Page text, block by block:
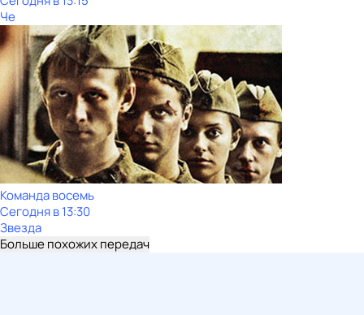
Че
Команда восемь
Сегодня в 13:30
Звезда
Больше похожих передач